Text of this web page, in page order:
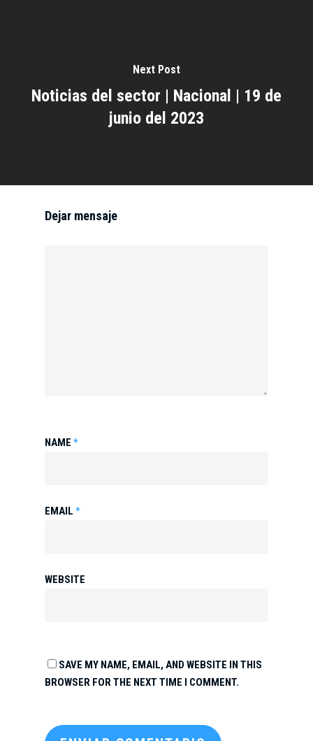
Next Post
Noticias del sector | Nacional | 19 de
junio del 2023
Dejar mensaje
NAME *
EMAIL *
WEBSITE
SAVE MY NAME, EMAIL, AND WEBSITE IN THIS
BROWSER FOR THE NEXT TIME I COMMENT.